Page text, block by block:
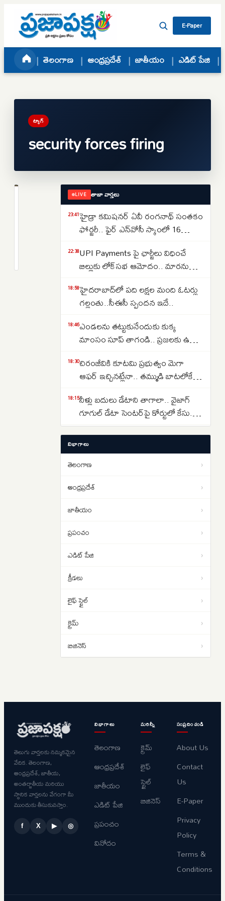
Skip to content
E-Paper
తెలంగాణ ఆంధ్రప్రదేశ్ జాతీయం ఎడిట్ పేజి
ట్యాగ్
security forces firing
LIVE తాజా వార్తలు
23:41హైడ్రా కమిషనర్ ఏవీ రంగనాథ్ సంతకం
ఫోర్జరీ.. ఫైర్ ఎన్‌వోసీ స్కాంలో 16
22:38UPI Payments పై ఛార్జీలు విధించే
బిల్లుకు లోక్‌సభ ఆమోదం.. మారనున్న
18:58హైదరాబాద్‌లో పది లక్షల మంది ఓటర్లు
గల్లంతు..సీఈసీ స్పందన ఇదే..
18:46ఎండలను తట్టుకునేందుకు కుక్క
మాంసం సూప్ తాగండి.. ప్రజలకు ఉత్తర
18:30చిరంజీవికి కూటమి ప్రభుత్వం మెగా
ఆఫర్ ఇచ్చినట్లేనా.. తమ్ముడి బాటలోకే
18:15నీళ్లు బదులు డేటాని తాగాలా.. వైజాగ్
గూగుల్ డేటా సెంటర్‌పై కోర్టులో కేసు..
ఎవరేశారంటే..
17:11బంగారం ధర 37% పడిపోతుందా..?
వరల్డ్ గోల్డ్ కౌన్సిల్ నివేదిక చెబుతున్న
సంచలన విషయాలు ఇవే…
రంగనాథ్ ఎందుకు టార్గెట్ అయ్యారు..
హైకోర్టు తీవ్ర వ్యాఖ్యల వెనుక ఏం
విభాగాలు
తెలంగాణ ›
ఆంధ్రప్రదేశ్ ›
జాతీయం ›
ప్రపంచం ›
ఎడిట్ పేజి ›
క్రీడలు ›
లైఫ్ స్టైల్ ›
క్రైమ్ ›
బిజినెస్ ›
తెలుగు వార్తలకు నమ్మకమైన
వేదిక. తెలంగాణ,
ఆంధ్రప్రదేశ్, జాతీయ,
అంతర్జాతీయ మరియు
స్థానిక వార్తలను వేగంగా మీ
ముందుకు తీసుకువస్తాం.
f X ▶ ◎
విభాగాలు
తెలంగాణ
ఆంధ్రప్రదేశ్
జాతీయం
ఎడిట్ పేజి
ప్రపంచం
వినోదం
మరిన్నీ
క్రైమ్
లైఫ్
స్టైల్
బిజినెస్
సంప్రదించండి
About Us
Contact
Us
E-Paper
Privacy
Policy
Terms &
Conditions